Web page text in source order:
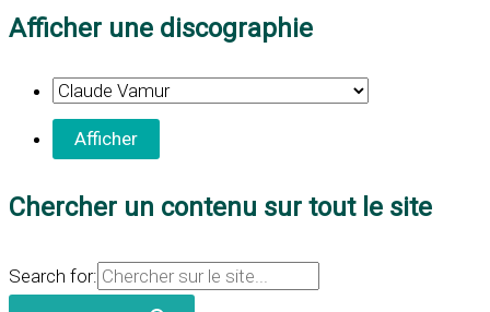
Afficher une discographie
Chercher un contenu sur tout le site
Search for: